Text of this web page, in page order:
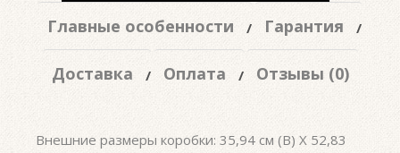
Главные особенности Гарантия
Доставка Оплата Отзывы (0)
Внешние размеры коробки: 35,94 см (В) X 52,83